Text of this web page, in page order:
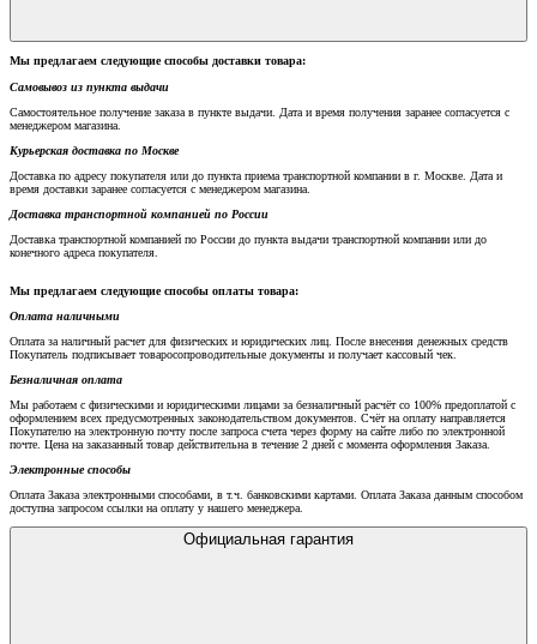
Мы предлагаем следующие способы доставки товара:
Самовывоз из пункта выдачи
Самостоятельное получение заказа в пункте выдачи. Дата и время получения заранее согласуется с
менеджером магазина.
Курьерская доставка по Москве
Доставка по адресу покупателя или до пункта приема транспортной компании в г. Москве. Дата и
время доставки заранее согласуется с менеджером магазина.
Доставка транспортной компанией по России
Доставка транспортной компанией по России до пункта выдачи транспортной компании или до
конечного адреса покупателя.
Мы предлагаем следующие способы оплаты товара:
Оплата наличными
Оплата за наличный расчет для физических и юридических лиц. После внесения денежных средств
Покупатель подписывает товаросопроводительные документы и получает кассовый чек.
Безналичная оплата
Мы работаем с физическими и юридическими лицами за безналичный расчёт со 100% предоплатой с
оформлением всех предусмотренных законодательством документов. Счёт на оплату направляется
Покупателю на электронную почту после запроса счета через форму на сайте либо по электронной
почте. Цена на заказанный товар действительна в течение 2 дней с момента оформления Заказа.
Электронные способы
Оплата Заказа электронными способами, в т.ч. банковскими картами. Оплата Заказа данным способом
доступна запросом ссылки на оплату у нашего менеджера.
Официальная гарантия